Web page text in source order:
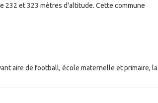
232 et 323 mètres d'altitude. Cette commune
aire de football, école maternelle et primaire, la